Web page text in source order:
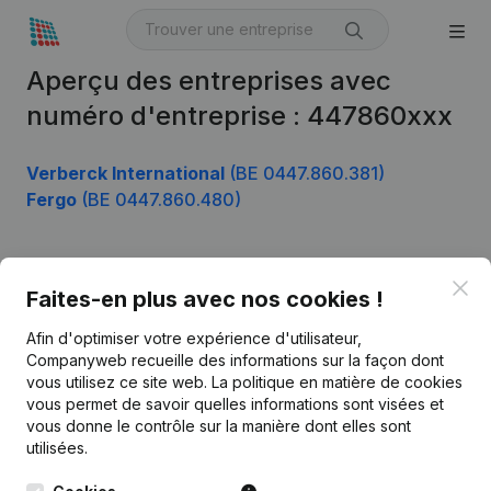
Aperçu des entreprises avec
numéro d'entreprise : 447860xxx
Verberck International (BE 0447.860.381)
Fergo (BE 0447.860.480)
Faites-en plus avec nos cookies !
Afin d'optimiser votre expérience d'utilisateur,
Companyweb recueille des informations sur la façon dont
vous utilisez ce site web. La politique en matière de cookies
vous permet de savoir quelles informations sont visées et
vous donne le contrôle sur la manière dont elles sont
utilisées.
Français
Kantorenpark Everest
248D,
Monitoring
Recherche internationale